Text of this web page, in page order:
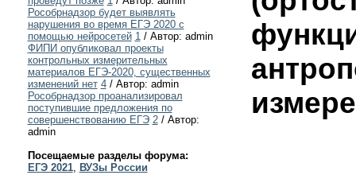
Рособрнадзор будет выявлять
нарушения во время ЕГЭ 2020 с
помощью нейросетей 1/ Автор: admin
ФИПИ опубликовал проекты
контрольных измерительных
материалов ЕГЭ-2020, существенных
изменений нет 4/ Автор: admin
Рособрнадзор проанализировал
поступившие предложения по
совершенствованию ЕГЭ 2/ Автор:
admin
Посещаемые разделы форума:
ЕГЭ 2021, ВУЗы России